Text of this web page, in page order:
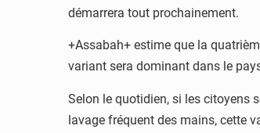
démarrera tout prochainement.
+Assabah+ estime que la
variant sera dominant dans le
Selon le quotidien, si les citoyens
lavage fréquent des mains, cette